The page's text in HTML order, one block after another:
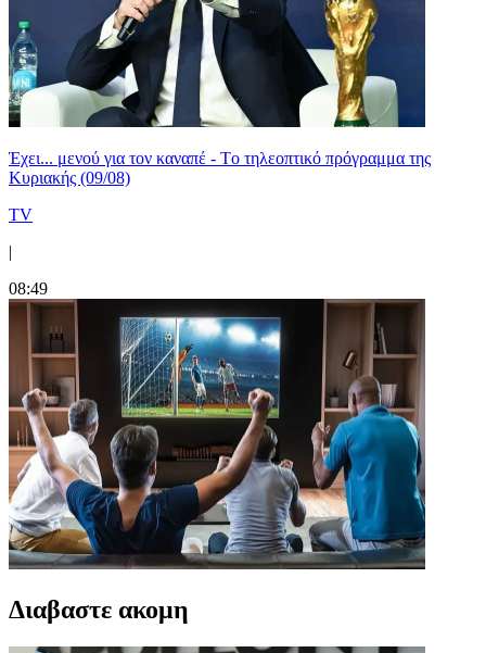
Έχει... μενού για τον καναπέ - Tο τηλεοπτικό πρόγραμμα της
Κυριακής (09/08)
TV
|
08:49
Διαβαστε ακομη